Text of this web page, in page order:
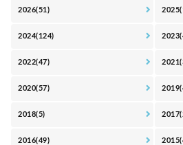
2026(51)
2024(124)
2022(47)
2020(57)
2018(5)
2016(49)